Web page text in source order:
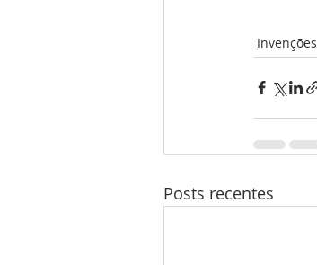
Invenções
Posts recentes